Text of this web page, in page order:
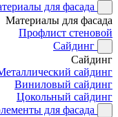
для фасада
Материалы для фасада
Профлист стеновой
Сайдинг
Сайдинг
сайдинг
Виниловый сайдинг
Цокольный сайдинг
для фасада